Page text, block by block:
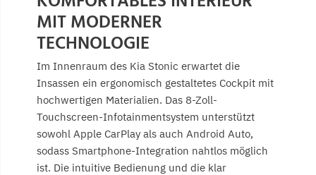
MIT MODERNER
TECHNOLOGIE
Im Innenraum des Kia Stonic erwartet die
Insassen ein ergonomisch gestaltetes Cockpit mit
hochwertigen Materialien. Das 8-Zoll-
Touchscreen-Infotainmentsystem unterstützt
sowohl Apple CarPlay als auch Android Auto,
sodass Smartphone-Integration nahtlos möglich
ist. Die intuitive Bedienung und die klar